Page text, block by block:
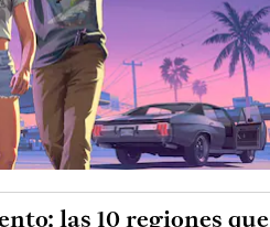
las 10 regiones que